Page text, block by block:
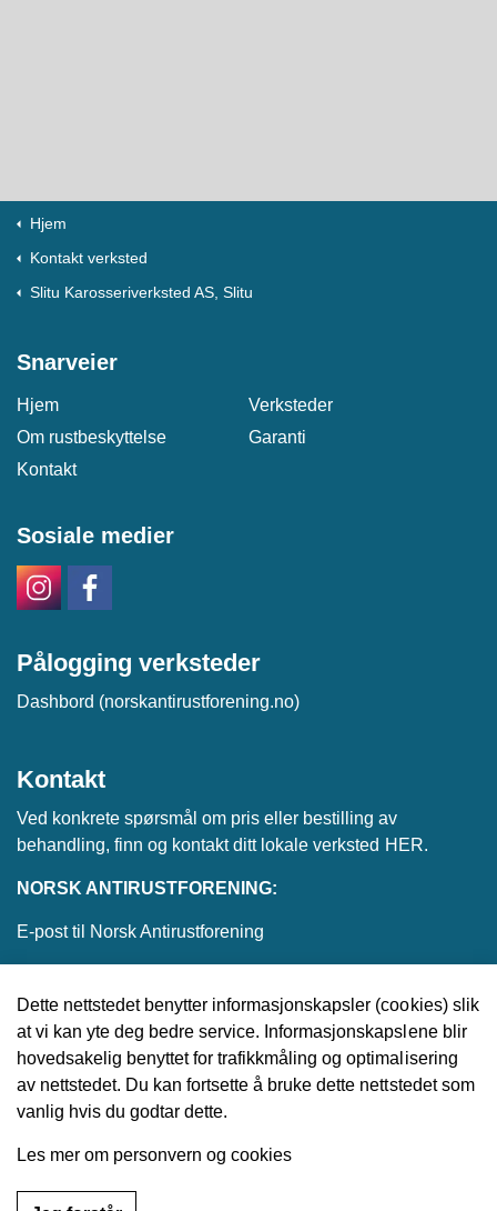
Hjem
Kontakt verksted
Slitu Karosseriverksted AS, Slitu
Snarveier
Hjem
Verksteder
Om rustbeskyttelse
Garanti
Kontakt
Sosiale medier
Pålogging verksteder
Dashbord (norskantirustforening.no)
Kontakt
Ved konkrete spørsmål om pris eller bestilling av
behandling, finn og kontakt ditt lokale verksted HER.
NORSK ANTIRUSTFORENING:
E-post til Norsk Antirustforening
© 2026 Norsk Antirustforening
Utviklet avUpday
Dette nettstedet benytter informasjonskapsler (cookies) slik
at vi kan yte deg bedre service. Informasjonskapslene blir
hovedsakelig benyttet for trafikkmåling og optimalisering
av nettstedet. Du kan fortsette å bruke dette nettstedet som
vanlig hvis du godtar dette.
Les mer om personvern og cookies